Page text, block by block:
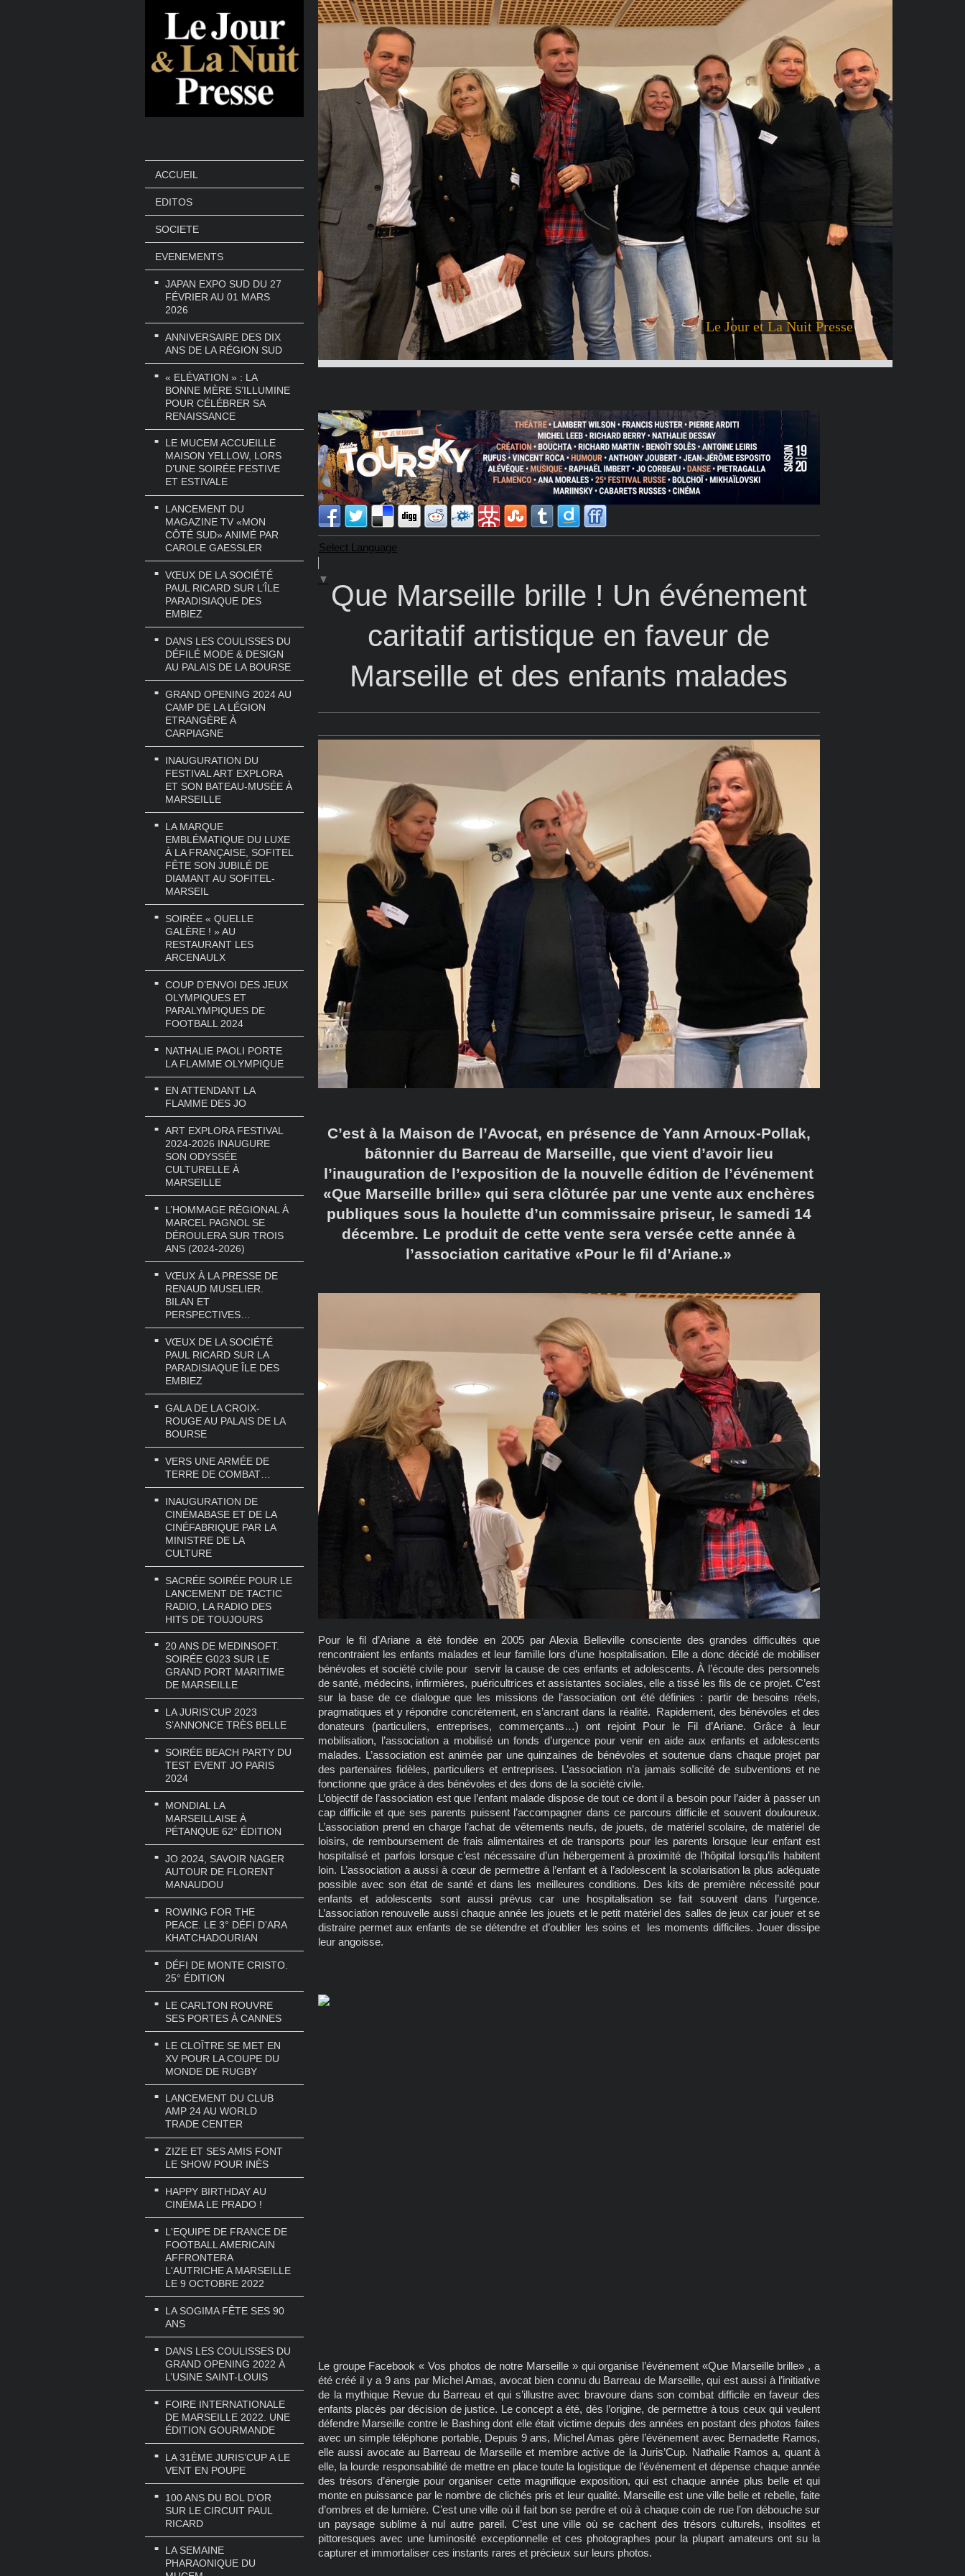
ACCUEIL
EDITOS
SOCIETE
EVENEMENTS
JAPAN EXPO SUD DU 27
FÉVRIER AU 01 MARS
2026
ANNIVERSAIRE DES DIX
ANS DE LA RÉGION SUD
« ELÉVATION » : LA
BONNE MÈRE S’ILLUMINE
POUR CÉLÉBRER SA
RENAISSANCE
LE MUCEM ACCUEILLE
MAISON YELLOW, LORS
D’UNE SOIRÉE FESTIVE
ET ESTIVALE
LANCEMENT DU
MAGAZINE TV «MON
CÔTÉ SUD» ANIMÉ PAR
CAROLE GAESSLER
VŒUX DE LA SOCIÉTÉ
PAUL RICARD SUR L’ÎLE
PARADISIAQUE DES
EMBIEZ
DANS LES COULISSES DU
DÉFILÉ MODE & DESIGN
AU PALAIS DE LA BOURSE
GRAND OPENING 2024 AU
CAMP DE LA LÉGION
ETRANGÈRE À
CARPIAGNE
INAUGURATION DU
FESTIVAL ART EXPLORA
ET SON BATEAU-MUSÉE À
MARSEILLE
LA MARQUE
EMBLÉMATIQUE DU LUXE
À LA FRANÇAISE, SOFITEL
FÊTE SON JUBILÉ DE
DIAMANT AU SOFITEL-
MARSEIL
SOIRÉE « QUELLE
GALÈRE ! » AU
RESTAURANT LES
ARCENAULX
COUP D’ENVOI DES JEUX
OLYMPIQUES ET
PARALYMPIQUES DE
FOOTBALL 2024
NATHALIE PAOLI PORTE
LA FLAMME OLYMPIQUE
EN ATTENDANT LA
FLAMME DES JO
ART EXPLORA FESTIVAL
2024-2026 INAUGURE
SON ODYSSÉE
CULTURELLE À
MARSEILLE
L’HOMMAGE RÉGIONAL À
MARCEL PAGNOL SE
DÉROULERA SUR TROIS
ANS (2024-2026)
VŒUX À LA PRESSE DE
RENAUD MUSELIER.
BILAN ET
PERSPECTIVES…
VŒUX DE LA SOCIÉTÉ
PAUL RICARD SUR LA
PARADISIAQUE ÎLE DES
EMBIEZ
GALA DE LA CROIX-
ROUGE AU PALAIS DE LA
BOURSE
VERS UNE ARMÉE DE
TERRE DE COMBAT…
INAUGURATION DE
CINÉMABASE ET DE LA
CINÉFABRIQUE PAR LA
MINISTRE DE LA
CULTURE
SACRÉE SOIRÉE POUR LE
LANCEMENT DE TACTIC
RADIO, LA RADIO DES
HITS DE TOUJOURS
20 ANS DE MEDINSOFT.
SOIRÉE G023 SUR LE
GRAND PORT MARITIME
DE MARSEILLE
LA JURIS’CUP 2023
S’ANNONCE TRÈS BELLE
SOIRÉE BEACH PARTY DU
TEST EVENT JO PARIS
2024
MONDIAL LA
MARSEILLAISE À
PÉTANQUE 62° ÉDITION
JO 2024, SAVOIR NAGER
AUTOUR DE FLORENT
MANAUDOU
ROWING FOR THE
PEACE. LE 3° DÉFI D’ARA
KHATCHADOURIAN
DÉFI DE MONTE CRISTO.
25° ÉDITION
LE CARLTON ROUVRE
SES PORTES À CANNES
LE CLOÎTRE SE MET EN
XV POUR LA COUPE DU
MONDE DE RUGBY
LANCEMENT DU CLUB
AMP 24 AU WORLD
TRADE CENTER
ZIZE ET SES AMIS FONT
LE SHOW POUR INÈS
HAPPY BIRTHDAY AU
CINÉMA LE PRADO !
L'EQUIPE DE FRANCE DE
FOOTBALL AMERICAIN
AFFRONTERA
L'AUTRICHE A MARSEILLE
LE 9 OCTOBRE 2022
LA SOGIMA FÊTE SES 90
ANS
DANS LES COULISSES DU
GRAND OPENING 2022 À
L’USINE SAINT-LOUIS
FOIRE INTERNATIONALE
DE MARSEILLE 2022. UNE
ÉDITION GOURMANDE
LA 31ÈME JURIS’CUP A LE
VENT EN POUPE
100 ANS DU BOL D’OR
SUR LE CIRCUIT PAUL
RICARD
LA SEMAINE
PHARAONIQUE DU
Le Jour et La Nuit Presse
Select Language
▼ Que Marseille brille ! Un événement
caritatif artistique en faveur de
Marseille et des enfants malades
C’est à la Maison de l’Avocat, en présence de Yann Arnoux-Pollak,
bâtonnier du Barreau de Marseille, que vient d’avoir lieu
l’inauguration de l’exposition de la nouvelle édition de l’événement
«Que Marseille brille» qui sera clôturée par une vente aux enchères
publiques sous la houlette d’un commissaire priseur, le samedi 14
décembre. Le produit de cette vente sera versée cette année à
l’association caritative «Pour le fil d’Ariane.»
Pour le fil d’Ariane a été fondée en 2005 par Alexia Belleville consciente des grandes difficultés que
rencontraient les enfants malades et leur famille lors d’une hospitalisation. Elle a donc décidé de mobiliser
bénévoles et société civile pour servir la cause de ces enfants et adolescents. À l’écoute des personnels
de santé, médecins, infirmières, puéricultrices et assistantes sociales, elle a tissé les fils de ce projet. C’est
sur la base de ce dialogue que les missions de l’association ont été définies : partir de besoins réels,
pragmatiques et y répondre concrètement, en s’ancrant dans la réalité. Rapidement, des bénévoles et des
donateurs (particuliers, entreprises, commerçants…) ont rejoint Pour le Fil d’Ariane. Grâce à leur
mobilisation, l’association a mobilisé un fonds d’urgence pour venir en aide aux enfants et adolescents
malades. L’association est animée par une quinzaines de bénévoles et soutenue dans chaque projet par
des partenaires fidèles, particuliers et entreprises. L’association n’a jamais sollicité de subventions et ne
fonctionne que grâce à des bénévoles et des dons de la société civile.
L’objectif de l’association est que l’enfant malade dispose de tout ce dont il a besoin pour l’aider à passer un
cap difficile et que ses parents puissent l’accompagner dans ce parcours difficile et souvent douloureux.
L’association prend en charge l’achat de vêtements neufs, de jouets, de matériel scolaire, de matériel de
loisirs, de remboursement de frais alimentaires et de transports pour les parents lorsque leur enfant est
hospitalisé et parfois lorsque c’est nécessaire d’un hébergement à proximité de l’hôpital lorsqu’ils habitent
loin. L’association a aussi à cœur de permettre à l’enfant et à l’adolescent la scolarisation la plus adéquate
possible avec son état de santé et dans les meilleures conditions. Des kits de première nécessité pour
enfants et adolescents sont aussi prévus car une hospitalisation se fait souvent dans l’urgence.
L’association renouvelle aussi chaque année les jouets et le petit matériel des salles de jeux car jouer et se
distraire permet aux enfants de se détendre et d’oublier les soins et les moments difficiles. Jouer dissipe
leur angoisse.
Le groupe Facebook « Vos photos de notre Marseille » qui organise l’événement «Que Marseille brille» , a
été créé il y a 9 ans par Michel Amas, avocat bien connu du Barreau de Marseille, qui est aussi à l’initiative
de la mythique Revue du Barreau et qui s’illustre avec bravoure dans son combat difficile en faveur des
enfants placés par décision de justice. Le concept a été, dès l’origine, de permettre à tous ceux qui veulent
défendre Marseille contre le Bashing dont elle était victime depuis des années en postant des photos faites
avec un simple téléphone portable, Depuis 9 ans, Michel Amas gère l’évènement avec Bernadette Ramos,
elle aussi avocate au Barreau de Marseille et membre active de la Juris’Cup. Nathalie Ramos a, quant à
elle, la lourde responsabilité de mettre en place toute la logistique de l’événement et dépense chaque année
des trésors d’énergie pour organiser cette magnifique exposition, qui est chaque année plus belle et qui
monte en puissance par le nombre de clichés pris et leur qualité. Marseille est une ville belle et rebelle, faite
d’ombres et de lumière. C’est une ville où il fait bon se perdre et où à chaque coin de rue l’on débouche sur
un paysage sublime à nul autre pareil. C’est une ville où se cachent des trésors culturels, insolites et
pittoresques avec une luminosité exceptionnelle et ces photographes pour la plupart amateurs ont su la
capturer et immortaliser ces instants rares et précieux sur leurs photos.